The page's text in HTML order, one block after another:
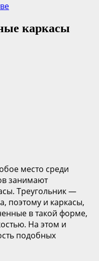
каркасы
место среди
занимают
Треугольник —
поэтому и каркасы,
в такой форме,
На этом и
подобных